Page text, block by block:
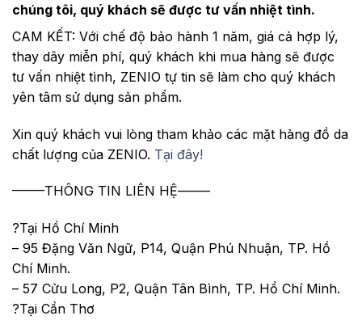
chúng tôi, quý khách sẽ được tư vấn nhiệt tình.
CAM KẾT: Với chế độ bảo hành 1 năm, giá cả hợp lý,
thay dây miễn phí, quý khách khi mua hàng sẽ được
tư vấn nhiệt tình, ZENIO tự tin sẽ làm cho quý khách
yên tâm sử dụng sản phẩm.
Xin quý khách vui lòng tham khảo các mặt hàng đồ da
chất lượng của ZENIO. Tại đây!
——–THÔNG TIN LIÊN HỆ——–
?Tại Hồ Chí Minh
– 95 Đặng Văn Ngữ, P14, Quận Phú Nhuận, TP. Hồ
Chí Minh.
– 57 Cửu Long, P2, Quận Tân Bình, TP. Hồ Chí Minh.
?Tại Cần Thơ